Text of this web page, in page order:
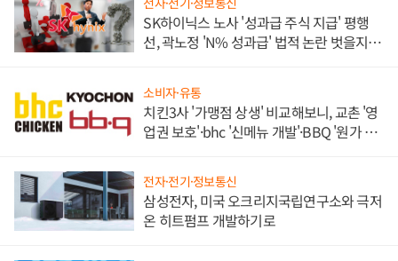
SK하이닉스 노사 '성과급 주식 지급' 평행
선, 곽노정 'N% 성과급' 법적 논란 벗을지 주
소비자·유통
치킨3사 '가맹점 상생' 비교해보니, 교촌 '영
업권 보호'·bhc '신메뉴 개발'·BBQ '원가 부
전자·전기·정보통신
삼성전자, 미국 오크리지국립연구소와 극저
온 히트펌프 개발하기로